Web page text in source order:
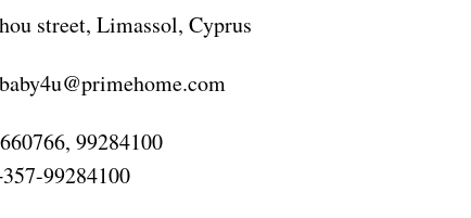
street, Limassol, Cyprus
baby4u@primehome.com
99284100
99284100